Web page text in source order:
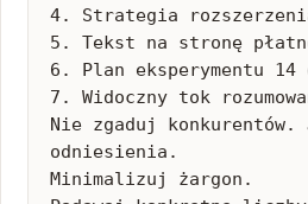
4. Strategia
5. Tekst na stronę
6. Plan eksperymentu
7. Widoczny tok
Nie zgaduj
odniesienia.
Minimalizuj żargon.